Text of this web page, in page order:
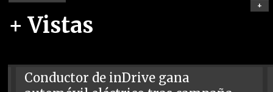
+ Vistas
+
Conductor de inDrive gana